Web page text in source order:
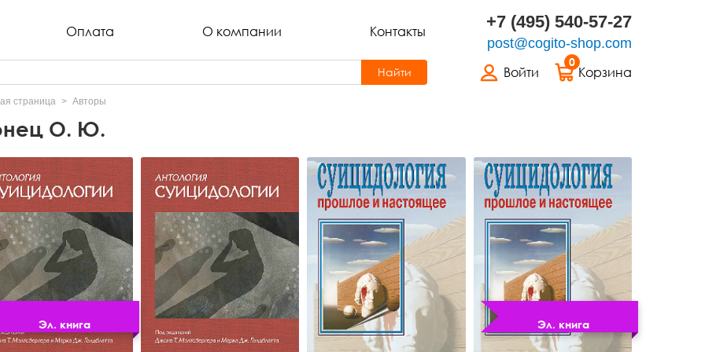
Оплата О компании Контакты +7 (495) 540-57-27
post@cogito-shop.com
Войти
0
Корзина
Найти
страница Авторы
О. Ю.
Эл. книга Эл. книга